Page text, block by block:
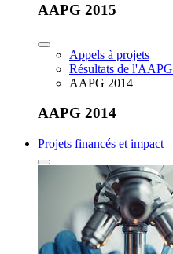
AAPG 2015
Appels à projets
Résultats de l'AAPG
AAPG 2014
AAPG 2014
Projets financés et impact